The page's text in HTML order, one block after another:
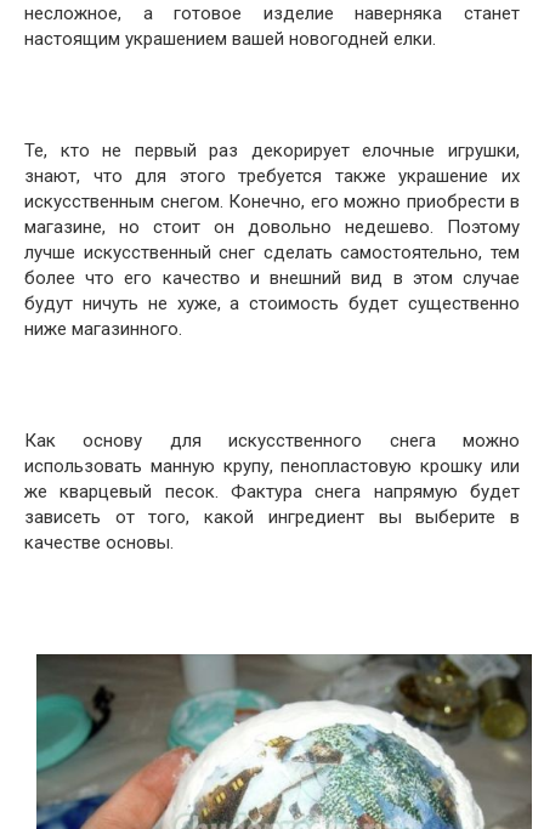
несложное, а готовое изделие наверняка станет
настоящим украшением вашей новогодней елки.
Те, кто не первый раз декорирует елочные игрушки,
знают, что для этого требуется также украшение их
искусственным снегом. Конечно, его можно приобрести в
магазине, но стоит он довольно недешево. Поэтому
лучше искусственный снег сделать самостоятельно, тем
более что его качество и внешний вид в этом случае
будут ничуть не хуже, а стоимость будет существенно
ниже магазинного.
Как основу для искусственного снега можно
использовать манную крупу, пенопластовую крошку или
же кварцевый песок. Фактура снега напрямую будет
зависеть от того, какой ингредиент вы выберите в
качестве основы.